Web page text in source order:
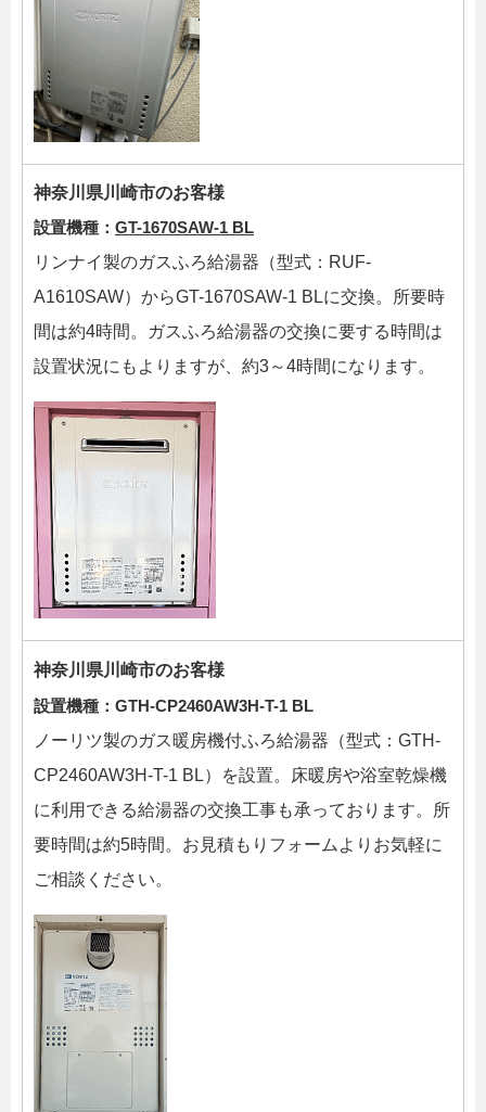
神奈川県川崎市のお客様
設置機種： GT-1670SAW-1 BL
リンナイ製のガスふろ給湯器（型式：RUF-
A1610SAW）からGT-1670SAW-1 BLに交換。所要時
間は約4時間。ガスふろ給湯器の交換に要する時間は
設置状況にもよりますが、約3～4時間になります。
神奈川県川崎市のお客様
設置機種：GTH-CP2460AW3H-T-1 BL
ノーリツ製のガス暖房機付ふろ給湯器（型式：GTH-
CP2460AW3H-T-1 BL）を設置。床暖房や浴室乾燥機
に利用できる給湯器の交換工事も承っております。所
要時間は約5時間。お見積もりフォームよりお気軽に
ご相談ください。